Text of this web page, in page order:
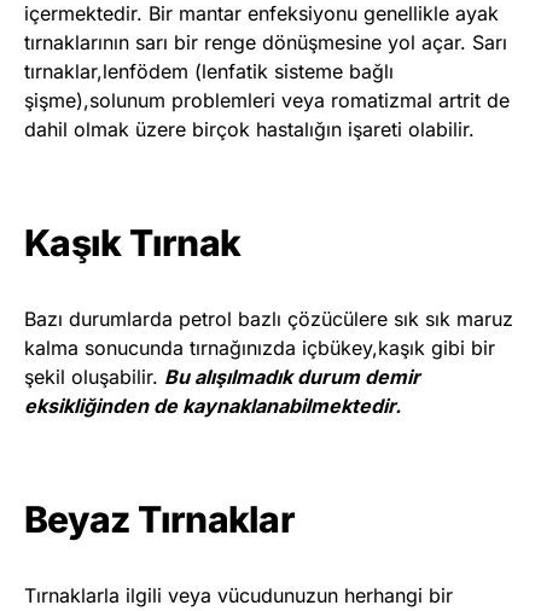
içermektedir. Bir mantar enfeksiyonu genellikle ayak
tırnaklarının sarı bir renge dönüşmesine yol açar. Sarı
tırnaklar,lenfödem (lenfatik sisteme bağlı
şişme),solunum problemleri veya romatizmal artrit de
dahil olmak üzere birçok hastalığın işareti olabilir.
Kaşık Tırnak
Bazı durumlarda petrol bazlı çözücülere sık sık maruz
kalma sonucunda tırnağınızda içbükey,kaşık gibi bir
şekil oluşabilir. Bu alışılmadık durum demir
eksikliğinden de kaynaklanabilmektedir.
Beyaz Tırnaklar
Tırnaklarla ilgili veya vücudunuzun herhangi bir